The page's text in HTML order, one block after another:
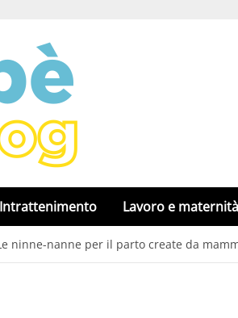
Intrattenimento Lavoro e maternità
ninne-nanne per il parto create da